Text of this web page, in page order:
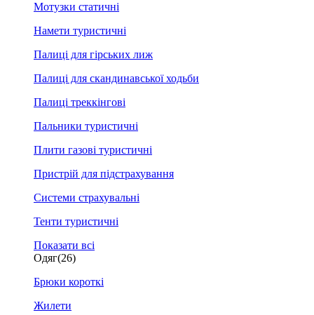
Мотузки статичні
Намети туристичні
Палиці для гірських лиж
Палиці для скандинавської ходьби
Палиці треккінгові
Пальники туристичні
Плити газові туристичні
Пристрій для підстрахування
Системи страхувальні
Тенти туристичні
Показати всі
Одяг(26)
Брюки короткі
Жилети